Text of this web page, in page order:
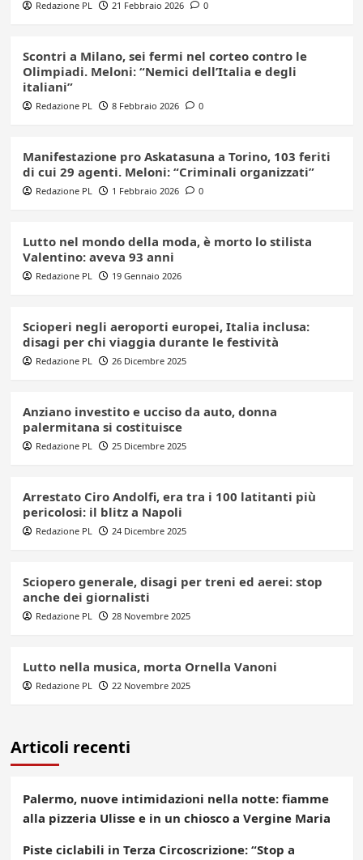
Redazione PL 21 Febbraio 2026 0
Scontri a Milano, sei fermi nel corteo contro le
Olimpiadi. Meloni: “Nemici dell’Italia e degli
italiani”
Redazione PL 8 Febbraio 2026 0
Manifestazione pro Askatasuna a Torino, 103 feriti
di cui 29 agenti. Meloni: “Criminali organizzati”
Redazione PL 1 Febbraio 2026 0
Lutto nel mondo della moda, è morto lo stilista
Valentino: aveva 93 anni
Redazione PL 19 Gennaio 2026
Scioperi negli aeroporti europei, Italia inclusa:
disagi per chi viaggia durante le festività
Redazione PL 26 Dicembre 2025
Anziano investito e ucciso da auto, donna
palermitana si costituisce
Redazione PL 25 Dicembre 2025
Arrestato Ciro Andolfi, era tra i 100 latitanti più
pericolosi: il blitz a Napoli
Redazione PL 24 Dicembre 2025
Sciopero generale, disagi per treni ed aerei: stop
anche dei giornalisti
Redazione PL 28 Novembre 2025
Lutto nella musica, morta Ornella Vanoni
Redazione PL 22 Novembre 2025
Articoli recenti
Palermo, nuove intimidazioni nella notte: fiamme
alla pizzeria Ulisse e in un chiosco a Vergine Maria
Piste ciclabili in Terza Circoscrizione: “Stop a